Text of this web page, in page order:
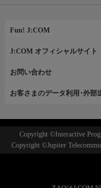
Fun! J:COM
J:COM オフィシャルサイト
お問い合わせ
お客さまのデータ利用･外部
Copyright ©Interactive
Copyright ©Jupiter